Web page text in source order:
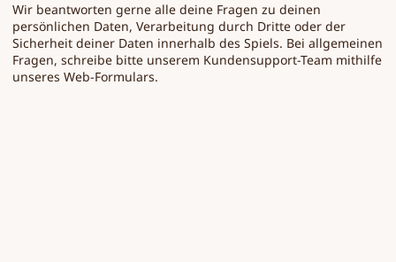
Wir beantworten gerne alle deine Fragen zu deinen
persönlichen Daten, Verarbeitung durch Dritte oder der
Sicherheit deiner Daten innerhalb des Spiels. Bei allgemeinen
Fragen, schreibe bitte unserem Kundensupport-Team mithilfe
unseres Web-Formulars.